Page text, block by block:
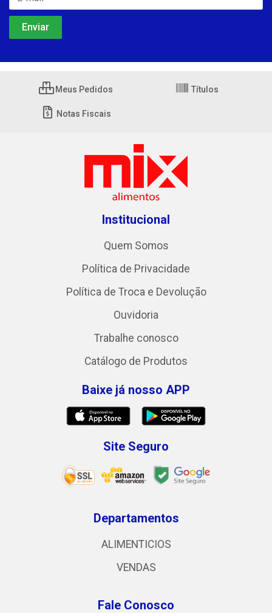
Meus Pedidos Títulos
Notas Fiscais
Institucional
Quem Somos
Política de Privacidade
Política de Troca e Devolução
Ouvidoria
Trabalhe conosco
Catálogo de Produtos
Baixe já nosso APP
Site Seguro
Departamentos
ALIMENTICIOS
VENDAS
Fale Conosco